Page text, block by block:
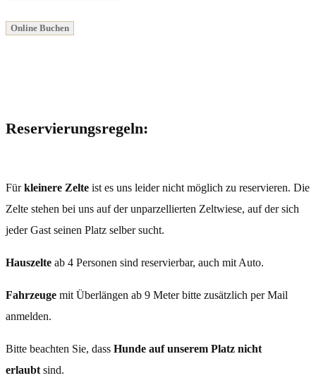
Online Buchen
Reservierungsregeln:
Fürkleinere Zelte ist es uns leider nicht möglich zu reservieren. Die
Zelte stehen bei uns auf der unparzellierten Zeltwiese, auf der sich
jeder Gast seinen Platz selber sucht.
Hauszelte ab 4 Personen sind reservierbar, auch mit Auto.
Fahrzeuge mit Überlängen ab 9 Meter bitte zusätzlich per Mail
anmelden.
Bitte beachten Sie, dass Hunde auf unserem Platz nicht
erlaubt sind.